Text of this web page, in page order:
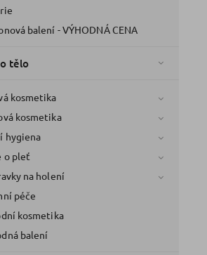
balení - VÝHODNÁ CENA
tělo
kosmetika
kosmetika
hygiena
o pleť
na holení
péče
kosmetika
balení